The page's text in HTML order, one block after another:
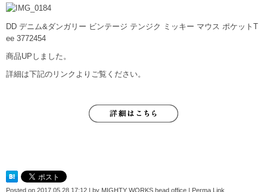
DD デニム&ダンガリー ビンテージ テンジク ミッキー マウス ポケットT
ee 3772454
商品UPしました。
詳細は下記のリンクよりご覧ください。
Posted on 2017.05.28 17:12 | by MIGHTY WORKS head office | Perma Link